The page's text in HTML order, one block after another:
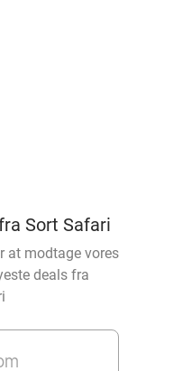
Sort Safari
at modtage vores
deals fra